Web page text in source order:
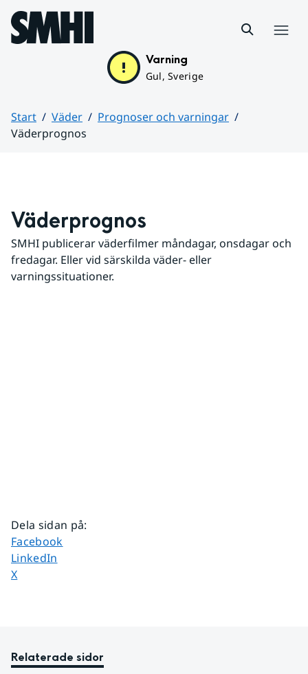
Hoppa till sidans innehåll
Varning
Gul, Sverige
Start Väder
Prognoser och varningar
Väderprognos
Väderprognos
SMHI publicerar väderfilmer måndagar, onsdagar och
fredagar. Eller vid särskilda väder- eller
varningssituationer.
Dela sidan på:
Dela sidan på
Facebook
Dela sidan på
LinkedIn
Dela sidan på
X
Relaterade sidor